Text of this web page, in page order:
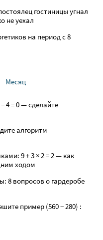
гостиницы угнал
не уехал
на период с 8
Месяц
4 = 0 — сделайте
алгоритм
9 + 3 × 2 = 2 — как
ходом
8 вопросов о гардеробе
пример (560 − 280) :